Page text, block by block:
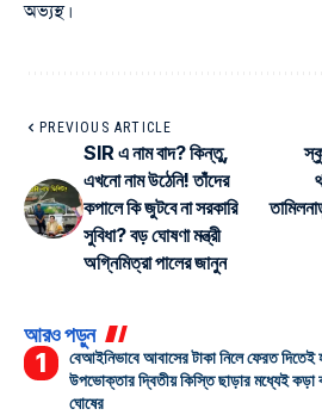
অভ্যস্থ।
PREVIOUS ARTICLE
SIR এ নাম বাদ? কিন্তু,
এখনো নাম উঠেনি! তাঁদের
কপালে কি জুটবে না সরকারি
সুবিধা? বড় ঘোষণা মন্ত্রী
অগ্নিমিত্রা পালের জানুন
আরও পড়ুন
বেআইনিভাবে আবাসের টাকা নিলে ফেরত দিতেই
উপভোক্তার দ্বিতীয় কিস্তি ছাড়ার মধ্যেই কড়া
ঘোষের